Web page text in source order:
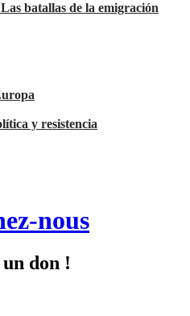
batallas de la emigración
y resistencia
nous
don !